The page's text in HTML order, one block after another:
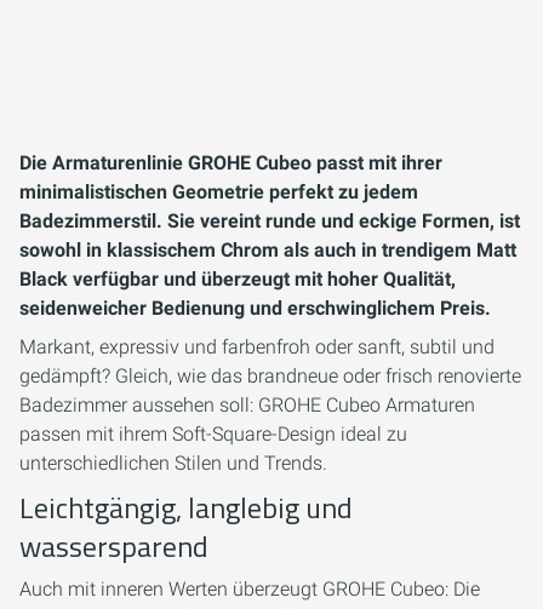
Die Armaturenlinie GROHE Cubeo passt mit ihrer
minimalistischen Geometrie perfekt zu jedem
Badezimmerstil. Sie vereint runde und eckige Formen, ist
sowohl in klassischem Chrom als auch in trendigem Matt
Black verfügbar und überzeugt mit hoher Qualität,
seidenweicher Bedienung und erschwinglichem Preis.
Markant, expressiv und farbenfroh oder sanft, subtil und
gedämpft? Gleich, wie das brandneue oder frisch renovierte
Badezimmer aussehen soll: GROHE Cubeo Armaturen
passen mit ihrem Soft-Square-Design ideal zu
unterschiedlichen Stilen und Trends.
Leichtgängig, langlebig und
wassersparend
Auch mit inneren Werten überzeugt GROHE Cubeo: Die